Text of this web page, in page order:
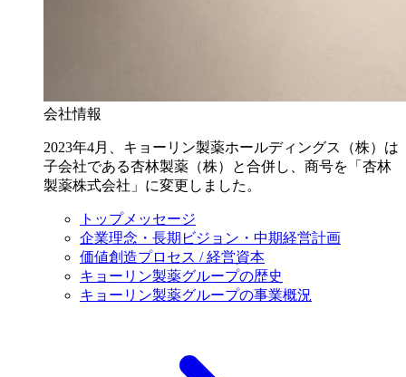
会社情報
2023年4月、キョーリン製薬ホールディングス（株）は
子会社である杏林製薬（株）と合併し、商号を「杏林
製薬株式会社」に変更しました。
トップメッセージ
企業理念・長期ビジョン・中期経営計画
価値創造プロセス / 経営資本
キョーリン製薬グループの歴史
キョーリン製薬グループの事業概況